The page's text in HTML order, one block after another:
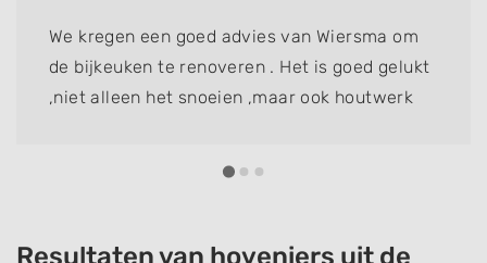
We kregen een goed advies van Wiersma om
de bijkeuken te renoveren . Het is goed gelukt
,niet alleen het snoeien ,maar ook houtwerk
Resultaten van hoveniers uit de